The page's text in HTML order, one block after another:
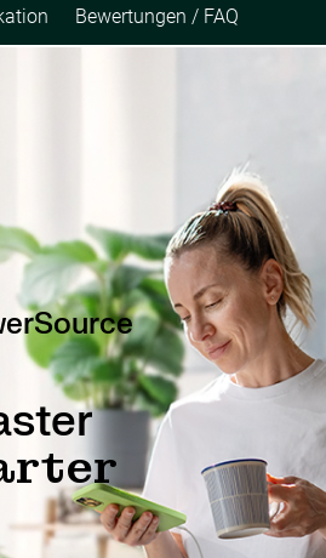
Bewertungen / FAQ